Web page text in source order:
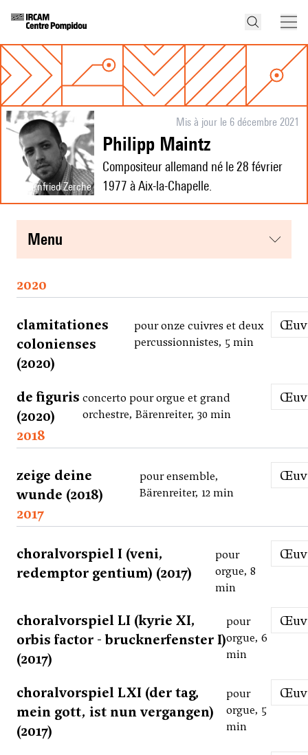
© Arnfried Zerche
Mis à jour le 6 décembre 2021
Philipp Maintz
Compositeur allemand né le 28 février
1977 à Aix-la-Chapelle.
menu
2020
clamitationes
colonienses
(2020)
pour onze cuivres et deux
percussionnistes, 5 min
de figuris
(2020)
concerto pour orgue et grand
orchestre, Bärenreiter, 30 min
2018
zeige deine
wunde (2018)
pour ensemble,
Bärenreiter, 12 min
2017
choralvorspiel I (veni,
redemptor gentium) (2017)
pour
orgue, 8
min
choralvorspiel LI (kyrie XI,
orbis factor - brucknerfenster I)
(2017)
pour
orgue, 6
min
choralvorspiel LXI (der tag,
mein gott, ist nun vergangen)
(2017)
pour
orgue, 5
min